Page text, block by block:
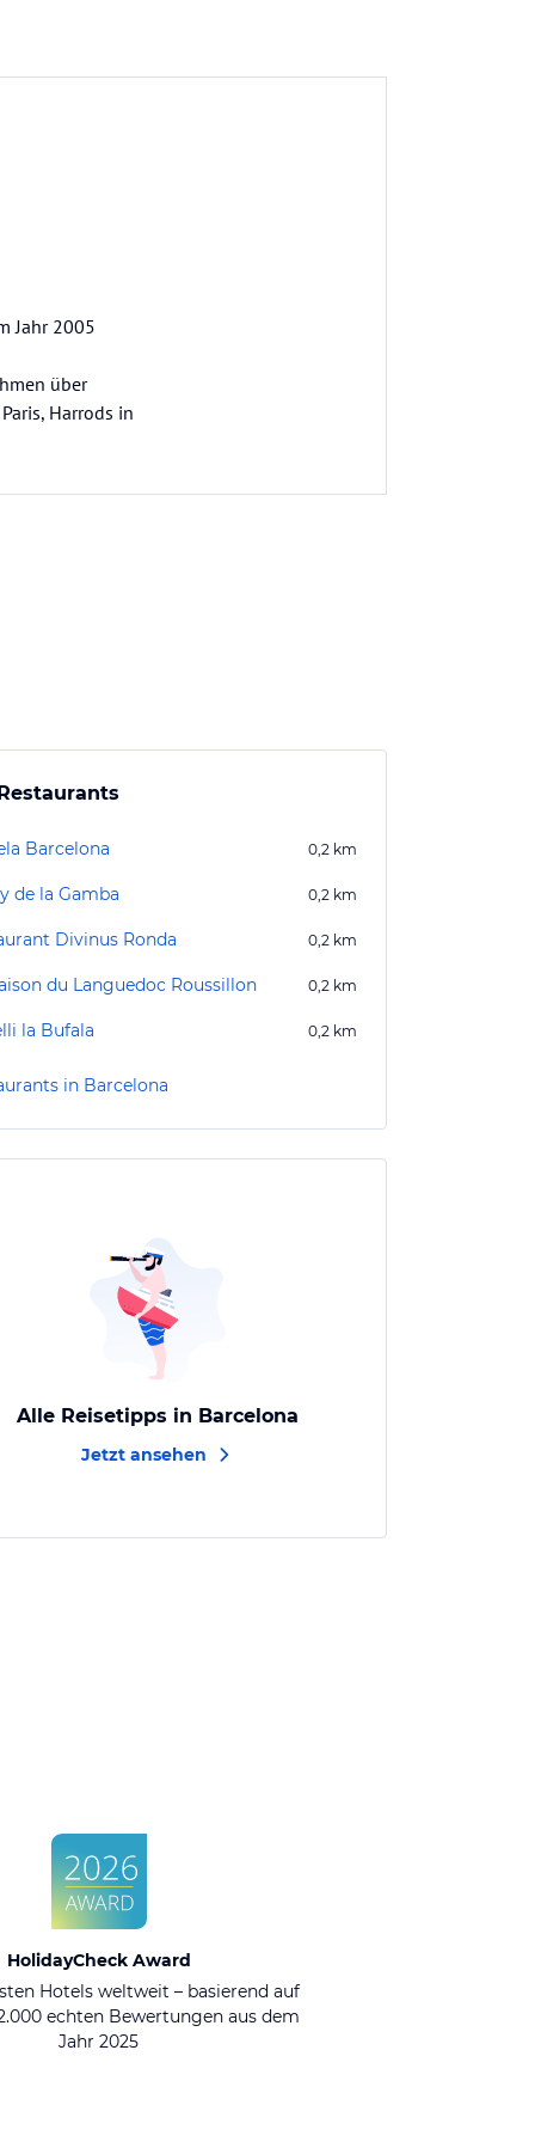
Jahr 2005
über
Harrods in
Barcelona 0,2 km
de la Gamba 0,2 km
Divinus Ronda 0,2 km
du Languedoc Roussillon 0,2 km
la Bufala 0,2 km
in Barcelona
Alle Reisetipps in Barcelona
Jetzt ansehen
HolidayCheck Award
Hotels weltweit – basierend auf
echten Bewertungen aus dem
Jahr 2025